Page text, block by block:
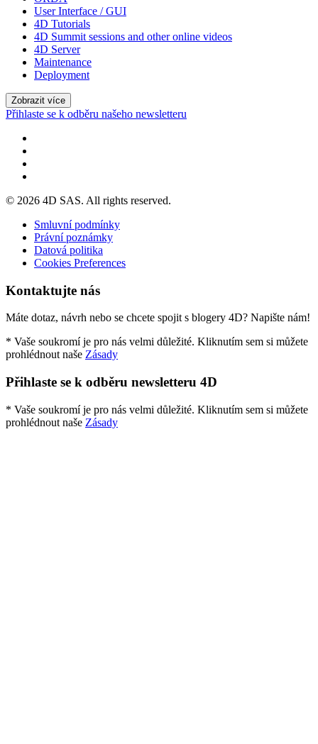
User Interface / GUI
4D Tutorials
4D Summit sessions and other online videos
4D Server
Maintenance
Deployment
Zobrazit více
Přihlaste se k odběru našeho newsletteru
© 2026 4D SAS. All rights reserved.
Smluvní podmínky
Právní poznámky
Datová politika
Cookies Preferences
Kontaktujte nás
Máte dotaz, návrh nebo se chcete spojit s blogery 4D? Napište nám!
* Vaše soukromí je pro nás velmi důležité. Kliknutím sem si můžete
prohlédnout naše Zásady
Přihlaste se k odběru newsletteru 4D
* Vaše soukromí je pro nás velmi důležité. Kliknutím sem si můžete
prohlédnout naše Zásady